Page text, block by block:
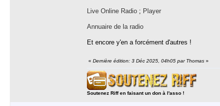
Live Online Radio ; Player
Annuaire de la radio
Et encore y'en a forcément d'autres !
« Dernière édition: 3 Déc 2025, 04h05 par Thomas »
Soutenez Riff en faisant un don à l'asso !